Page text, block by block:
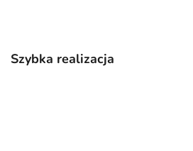
Szybka realizacja